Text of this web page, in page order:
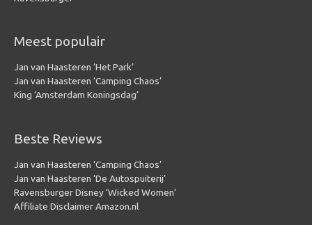
Meest populair
Jan van Haasteren ‘Het Park’
Jan van Haasteren ‘Camping Chaos’
King ‘Amsterdam Koningsdag’
Beste Reviews
Jan van Haasteren ‘Camping Chaos’
Jan van Haasteren ‘De Autospuiterij’
Ravensburger Disney ‘Wicked Women’
Affiliate Disclaimer Amazon.nl